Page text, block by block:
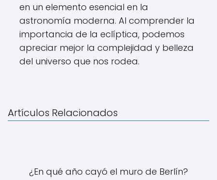
en un elemento esencial en la
astronomía moderna. Al comprender la
importancia de la eclíptica, podemos
apreciar mejor la complejidad y belleza
del universo que nos rodea.
Artículos Relacionados
¿En qué año cayó el muro de Berlín?